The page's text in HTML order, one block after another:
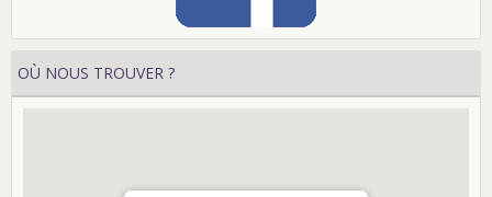
OÙ NOUS TROUVER ?